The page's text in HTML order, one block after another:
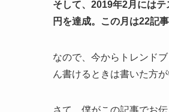
そして、2019年2月には
円を達成。この月は22記
なので、今からトレンド
ん書けるときは書いた方
さて、僕がこの記事でお